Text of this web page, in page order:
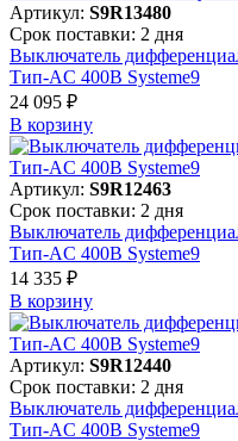
Артикул: S9R13480
Срок поставки: 2 дня
Выключатель
Тип-AC 400В Systeme9
24 095 ₽
В корзинy
Артикул: S9R12463
Срок поставки: 2 дня
Выключатель
Тип-AC 400В Systeme9
14 335 ₽
В корзинy
Артикул: S9R12440
Срок поставки: 2 дня
Выключатель
Тип-AC 400В Systeme9